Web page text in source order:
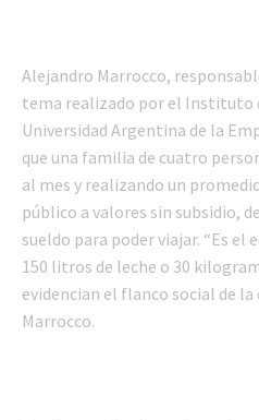
Alejandro Marrocco,
tema realizado por el Instituto
Universidad Argentina de la
que una familia de cuatro
al mes y realizando un
público a valores sin subsidio,
sueldo para poder viajar. “Es el
150 litros de leche o 30
evidencian el flanco social de
Marrocco.